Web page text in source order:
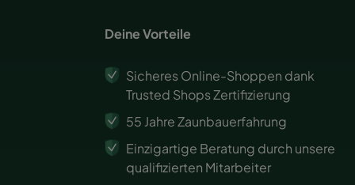
Deine Vorteile
Sicheres Online-Shoppen dank
Trusted Shops Zertifizierung
55 Jahre Zaunbauerfahrung
Einzigartige Beratung durch unsere
qualifizierten Mitarbeiter